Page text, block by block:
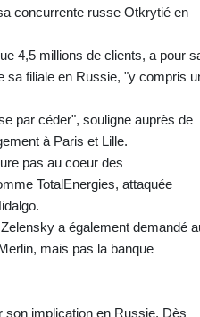
concurrente russe Otkrytié en
4,5 millions de clients, a pour
sa filiale en Russie, "y compris
par céder", souligne auprès de
à Paris et Lille.
pas au coeur des
TotalEnergies, attaquée
a également demandé
mais pas la banque
implication en Russie. Dès